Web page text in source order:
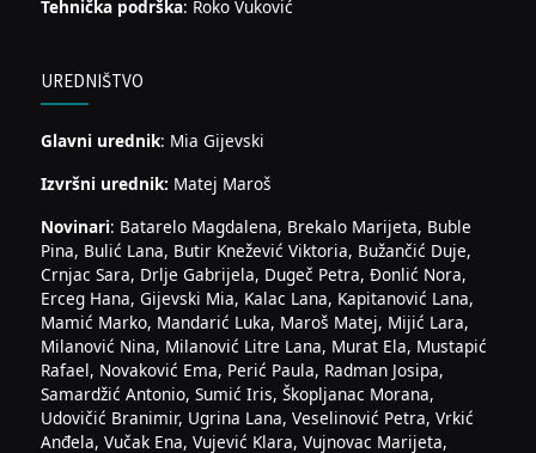
Tehnička podrška: Roko Vuković
UREDNIŠTVO
Glavni urednik: Mia Gijevski
Izvršni urednik: Matej Maroš
Novinari: Batarelo Magdalena, Brekalo Marijeta, Buble
Pina, Bulić Lana, Butir Knežević Viktoria, Bužančić Duje,
Crnjac Sara, Drlje Gabrijela, Dugeč Petra, Đonlić Nora,
Erceg Hana, Gijevski Mia, Kalac Lana, Kapitanović Lana,
Mamić Marko, Mandarić Luka, Maroš Matej, Mijić Lara,
Milanović Nina, Milanović Litre Lana, Murat Ela, Mustapić
Rafael, Novaković Ema, Perić Paula, Radman Josipa,
Samardžić Antonio, Sumić Iris, Škopljanac Morana,
Udovičić Branimir, Ugrina Lana, Veselinović Petra, Vrkić
Anđela, Vučak Ena, Vujević Klara, Vujnovac Marijeta,